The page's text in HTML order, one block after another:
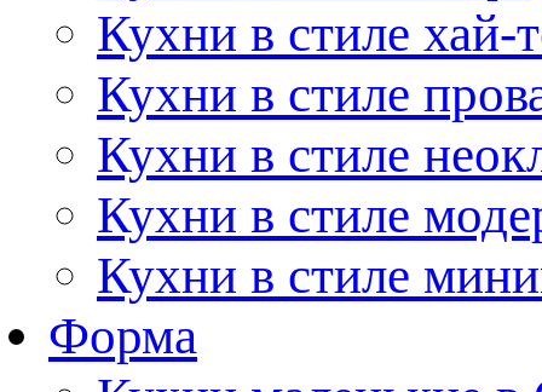
Кухни в стиле хай-
Кухни в стиле
Кухни в стиле
Кухни в стиле
Кухни в стиле
Форма